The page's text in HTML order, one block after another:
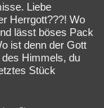
Liebe
Herrgott???! Wo
lässt böses Pack
ist denn der Gott
Himmels, du
Stück